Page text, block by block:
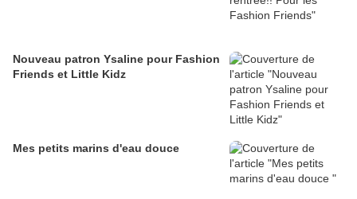
Nouveau patron Ysaline pour Fashion
Friends et Little Kidz
Mes petits marins d'eau douce